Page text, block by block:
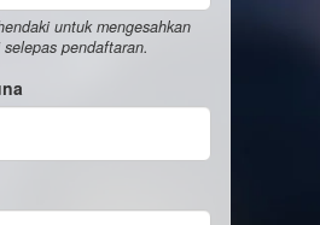
untuk mengesahkan
pendaftaran.